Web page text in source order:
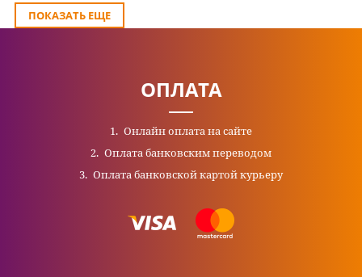
ПОКАЗАТЬ ЕЩЕ
ОПЛАТА
Онлайн оплата на сайте
Оплата банковским переводом
Оплата банковской картой курьеру